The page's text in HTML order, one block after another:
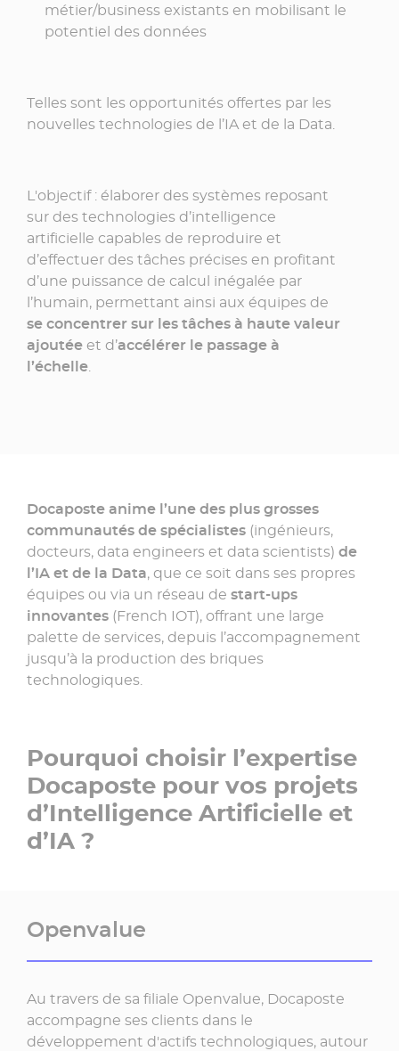
métier/business existants en mobilisant le
potentiel des données
Telles sont les opportunités offertes par les
nouvelles technologies de l’IA et de la Data.
L'objectif : élaborer des systèmes reposant
sur des technologies d’intelligence
artificielle capables de reproduire et
d’effectuer des tâches précises en profitant
d’une puissance de calcul inégalée par
l’humain, permettant ainsi aux équipes de
se concentrer sur les tâches à haute valeur
ajoutée et d’accélérer le passage à
l’échelle.
Docaposte anime l’une des plus grosses
communautés de spécialistes (ingénieurs,
docteurs, data engineers et data scientists) de
l’IA et de la Data, que ce soit dans ses propres
équipes ou via un réseau de start-ups
innovantes (French IOT), offrant une large
palette de services, depuis l’accompagnement
jusqu’à la production des briques
technologiques.
Pourquoi choisir l’expertise
Docaposte pour vos projets
d’Intelligence Artificielle et
d’IA ?
Openvalue
Au travers de sa filiale Openvalue, Docaposte
accompagne ses clients dans le
développement d'actifs technologiques, autour